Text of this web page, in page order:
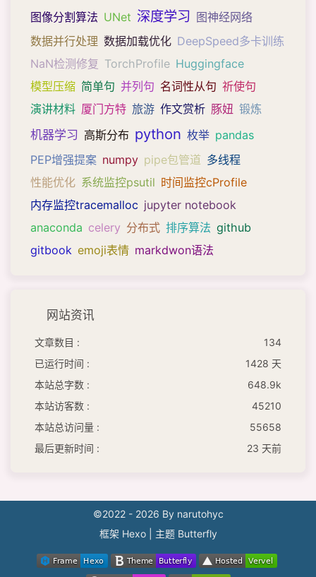
图像分割算法 UNet 深度学习 图神经网络
数据并行处理 数据加载优化 DeepSpeed多卡训练
NaN检测修复 TorchProfile Huggingface
模型压缩 简单句 并列句 名词性从句 祈使句
演讲材料 厦门方特 旅游 作文赏析 豚妞 锻炼
机器学习 高斯分布 python 枚举 pandas
PEP增强提案 numpy pipe包管道 多线程
性能优化 系统监控psutil 时间监控cProfile
内存监控tracemalloc jupyter notebook
anaconda celery 分布式 排序算法 github
gitbook emoji表情 markdwon语法
网站资讯
文章数目 :
134
已运行时间 :
1428 天
本站总字数 :
648.9k
本站访客数 :
45210
本站总访问量 :
55658
最后更新时间 :
23 天前
©2022 - 2026 By narutohyc
框架 Hexo 主题 Butterfly